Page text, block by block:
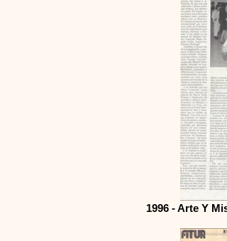
1996 - Arte Y